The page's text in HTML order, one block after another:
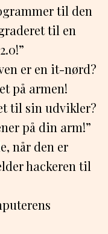
til den
til en
er en it-nørd?
på armen!
til sin udvikler?
på din arm!”
når den er
hackeren til